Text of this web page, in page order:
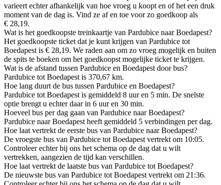
varieert echter afhankelijk van hoe vroeg u koopt en of het een druk
moment van de dag is. Vind ze af en toe voor zo goedkoop als
€ 28,19.
Wat is het goedkoopste treinkaartje van Pardubice naar Boedapest?
Het goedkoopste ticket dat je kunt krijgen van Pardubice tot
Boedapest is € 28,19. We raden aan om zo vroeg mogelijk en buiten
de spits te boeken om het goedkoopst mogelijke ticket te krijgen.
Wat is de afstand tussen Pardubice en Boedapest door bus?
Pardubice tot Boedapest is 370,67 km.
Hoe lang duurt de bus tussen Pardubice en Boedapest?
Pardubice tot Boedapest is gemiddeld 8 uur en 5 min. De snelste
optie brengt u echter daar in 6 uur en 30 min.
Hoeveel bus per dag gaan van Pardubice naar Boedapest?
Pardubice naar Boedapest heeft gemiddeld 5 verbindingen per dag.
Hoe laat vertrekt de eerste bus van Pardubice naar Boedapest?
De vroegste bus van Pardubice tot Boedapest vertrekt om 10:05.
Controleer echter bij ons het schema op de dag dat u wilt
vertrekken, aangezien de tijd kan verschillen.
Hoe laat vertrekt de laatste bus van Pardubice tot Boedapest?
De nieuwste bus van Pardubice tot Boedapest vertrekt om 21:36.